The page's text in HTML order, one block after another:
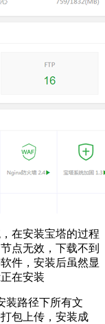
在安装宝塔的过程
点无效，下载不到
件，安装后虽然显
在安装
装路径下所有文
包上传，安装成